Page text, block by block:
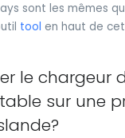
sont les mêmes
tool en haut de
le chargeur
sur une